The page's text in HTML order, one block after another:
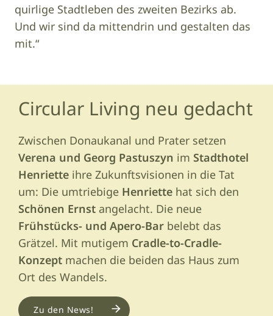
quirlige Stadtleben des zweiten Bezirks ab.
Und wir sind da mittendrin und gestalten das
mit.“
Circular Living neu gedacht
Zwischen Donaukanal und Prater setzen
Verena und Georg Pastuszyn im Stadthotel
Henriette ihre Zukunftsvisionen in die Tat
um: Die umtriebige Henriette hat sich den
Schönen Ernst angelacht. Die neue
Frühstücks- und Apero-Bar belebt das
Grätzel. Mit mutigem Cradle-to-Cradle-
Konzept machen die beiden das Haus zum
Ort des Wandels.
Zu den News!